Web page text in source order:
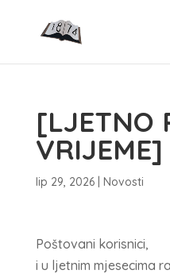
[LJETNO
VRIJEME]
lip 29, 2026| Novosti
Poštovani korisnici,
i u ljetnim mjesecima